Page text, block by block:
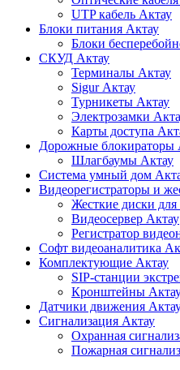
UTP кабель Актау
Блоки питания Актау
Блоки
СКУД Актау
Терминалы Актау
Sigur Актау
Турникеты Актау
Электрозамки
Карты доступа
Дорожные блокираторы
Шлагбаумы Актау
Система умный дом
Видеорегистраторы и
Жесткие диски
Видеосервер Актау
Регистратор
Софт видеоаналитика
Комплектующие Актау
SIP-станции
Кронштейны
Датчики движения
Сигнализация Актау
Охранная
Пожарная